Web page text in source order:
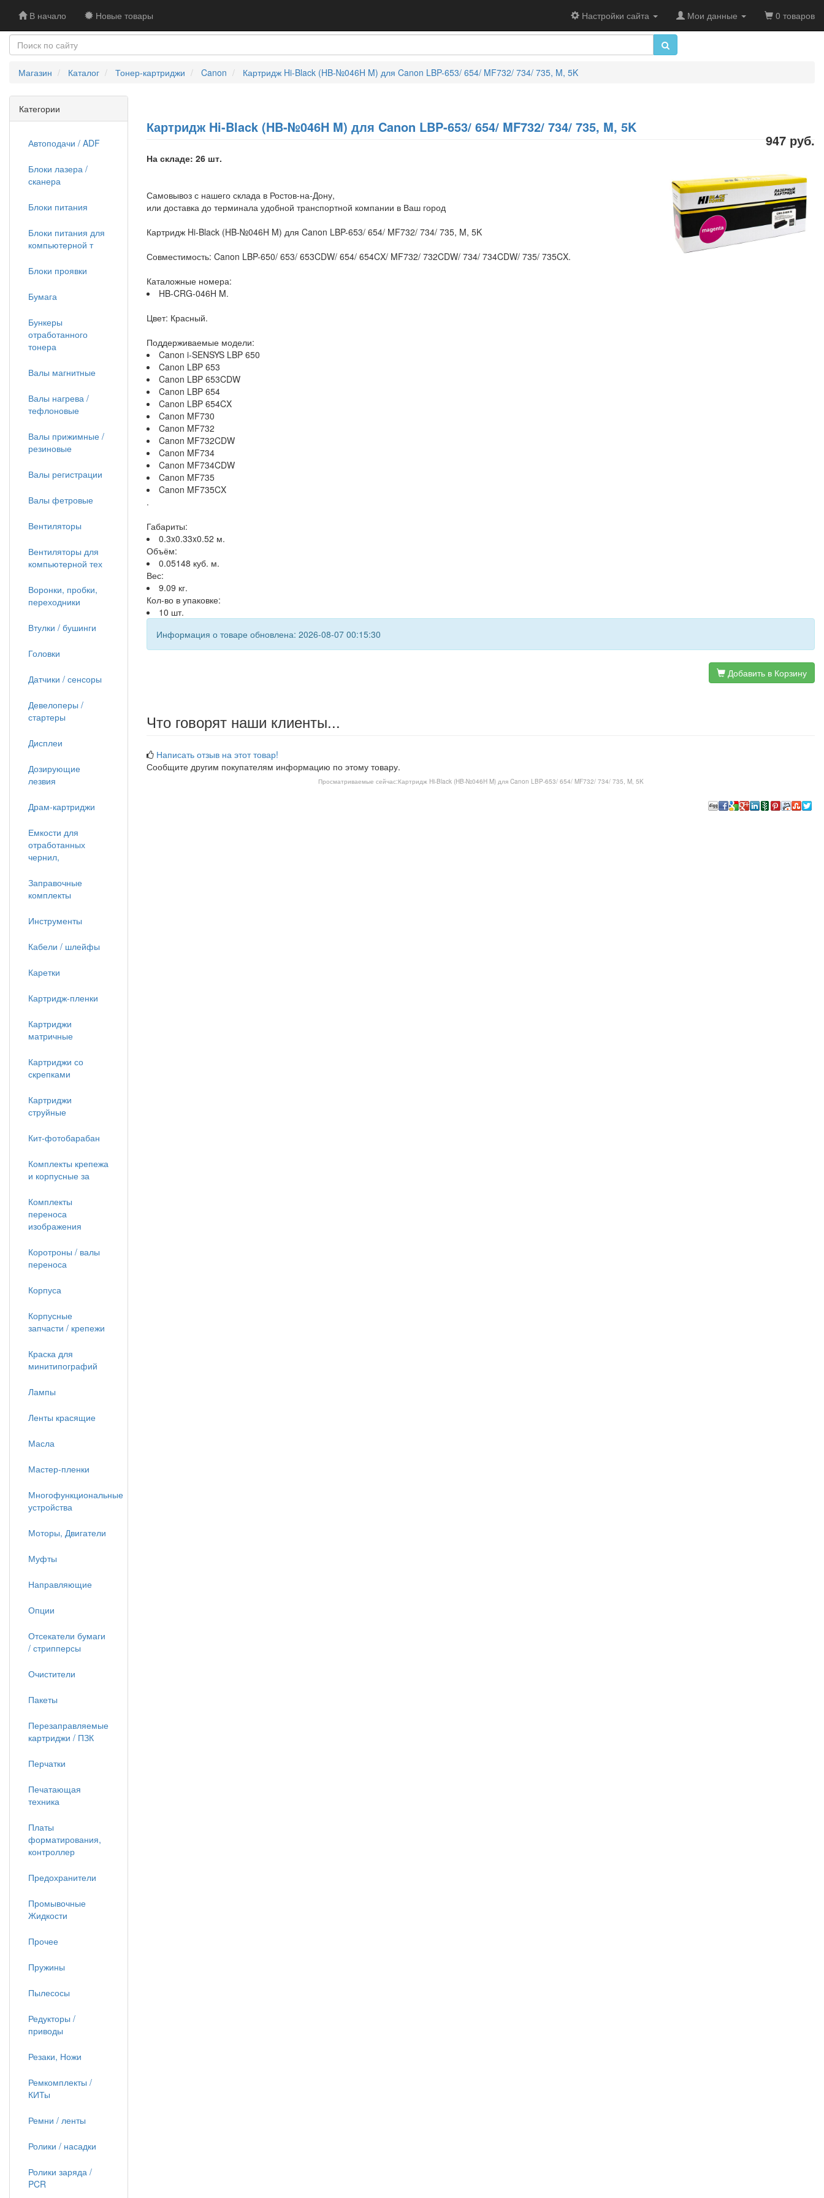
В начало Новые товары Настройки сайта Мои данные 0 товаров
Магазин Каталог Тонер-картриджи Canon Картридж Hi-Black (HB-№046H M) для Canon LBP-653/ 654/ MF732/ 734/ 735, M, 5K
Картридж Hi-Black (HB-№046H M) для Canon LBP-653/ 654/ MF732/ 734/ 735, M, 5K
947 руб.
На складе: 26 шт.
Самовывоз с нашего склада в Ростов-на-Дону,
или доставка до терминала удобной транспортной компании в Ваш город
Картридж Hi-Black (HB-№046H M) для Canon LBP-653/ 654/ MF732/ 734/ 735, M, 5K
Совместимость: Canon LBP-650/ 653/ 653CDW/ 654/ 654CX/ MF732/ 732CDW/ 734/ 734CDW/ 735/ 735CX.
Каталожные номера:
HB-CRG-046H M.
Цвет: Красный.
Поддерживаемые модели:
Canon i-SENSYS LBP 650
Canon LBP 653
Canon LBP 653CDW
Canon LBP 654
Canon LBP 654CX
Canon MF730
Canon MF732
Canon MF732CDW
Canon MF734
Canon MF734CDW
Canon MF735
Canon MF735CX
.
Габариты:
0.3x0.33x0.52 м.
Объём:
0.05148 куб. м.
Вес:
9.09 кг.
Кол-во в упаковке:
10 шт.
Информация о товаре обновлена: 2026-08-07 00:15:30
Добавить в Корзину
Что говорят наши клиенты...
Написать отзыв на этот товар!
Сообщите другим покупателям информацию по этому товару.
Просматриваемые сейчас:Картридж Hi-Black (HB-№046H M) для Canon LBP-653/ 654/ MF732/ 734/ 735, M, 5K
Категории
Автоподачи / ADF
Блоки лазера /
сканера
Блоки питания
Блоки питания для
компьютерной т
Блоки проявки
Бумага
Бункеры
отработанного
тонера
Валы магнитные
Валы нагрева /
тефлоновые
Валы прижимные /
резиновые
Валы регистрации
Валы фетровые
Вентиляторы
Вентиляторы для
компьютерной тех
Воронки, пробки,
переходники
Втулки / бушинги
Головки
Датчики / сенсоры
Девелоперы /
стартеры
Дисплеи
Дозирующие
лезвия
Драм-картриджи
Емкости для
отработанных
чернил,
Заправочные
комплекты
Инструменты
Кабели / шлейфы
Каретки
Картридж-пленки
Картриджи
матричные
Картриджи со
скрепками
Картриджи
струйные
Кит-фотобарабан
Комплекты крепежа
и корпусные за
Комплекты
переноса
изображения
Коротроны / валы
переноса
Корпуса
Корпусные
запчасти / крепежи
Краска для
минитипографий
Лампы
Ленты красящие
Масла
Мастер-пленки
Многофункциональные
устройства
Моторы, Двигатели
Муфты
Направляющие
Опции
Отсекатели бумаги
/ стрипперсы
Очистители
Пакеты
Перезаправляемые
картриджи / ПЗК
Перчатки
Печатающая
техника
Платы
форматирования,
контроллер
Предохранители
Промывочные
Жидкости
Прочее
Пружины
Пылесосы
Редукторы /
приводы
Резаки, Ножи
Ремкомплекты /
КИТы
Ремни / ленты
Ролики / насадки
Ролики заряда /
PCR